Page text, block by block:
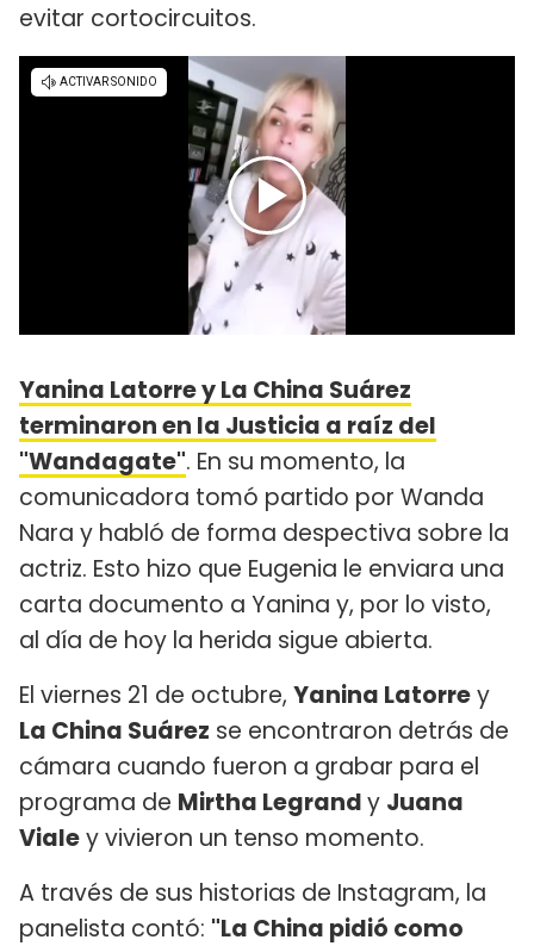
evitar cortocircuitos.
Yanina Latorre y La China Suárez
terminaron en la Justicia a raíz del
"Wandagate". En su momento, la
comunicadora tomó partido por Wanda
Nara y habló de forma despectiva sobre la
actriz. Esto hizo que Eugenia le enviara una
carta documento a Yanina y, por lo visto,
al día de hoy la herida sigue abierta.
El viernes 21 de octubre, Yanina Latorrey
La China Suárez se encontraron detrás de
cámara cuando fueron a grabar para el
programa de Mirtha Legrandy Juana
Vialey vivieron un tenso momento.
A través de sus historias de Instagram, la
panelista contó: "La China pidió como